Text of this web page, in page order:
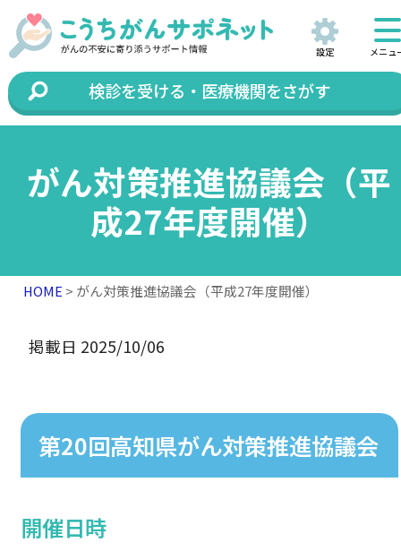
設定
検診を受ける・医療機関をさがす
メニュ
がん対策推進協議会（平
成27年度開催）
HOME> がん対策推進協議会（平成27年度開催）
掲載日 2025/10/06
第20回高知県がん対策推進協議会
開催日時